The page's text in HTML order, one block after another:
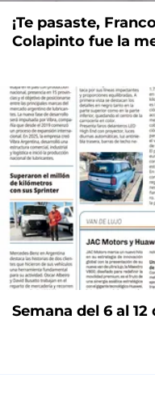
¡Te pasaste,
Colapinto fue la
Semana del 6 al